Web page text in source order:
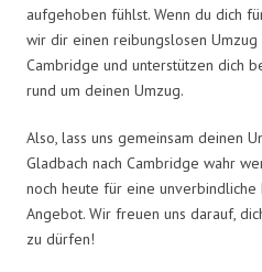
aufgehoben fühlst. Wenn du dich
wir dir einen reibungslosen Umzug
Cambridge und unterstützen dich
rund um deinen Umzug.
Also, lass uns gemeinsam deinen
Gladbach nach Cambridge wahr
noch heute für eine
Angebot. Wir freuen uns darauf,
zu dürfen!